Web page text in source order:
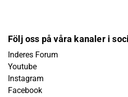
Följ oss på våra kanaler i
Inderes Forum
Youtube
Instagram
Facebook